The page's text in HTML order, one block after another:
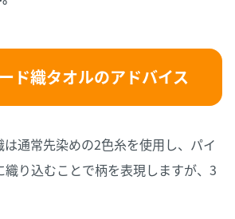
ド織タオルのアドバイス
通常先染めの2色糸を使用し、パイ
り込むことで柄を表現しますが、3